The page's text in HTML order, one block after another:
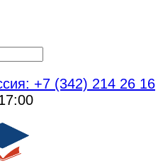
+7 (342) 214 26 16